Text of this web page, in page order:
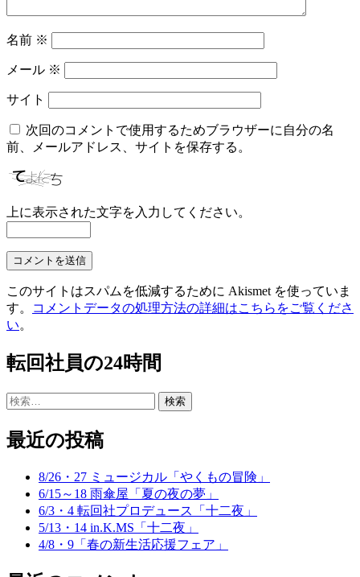
名前 ※
メール ※
サイト
次回のコメントで使用するためブラウザーに自分の名
前、メールアドレス、サイトを保存する。
上に表示された文字を入力してください。
このサイトはスパムを低減するために Akismet を使っていま
す。
コメントデータの処理方法の詳細はこちらをご覧くださ
い。
転回社員の24時間
検
最近の投稿
8/26・27 ミュージカル「やくもの冒険」
6/15～18 雨傘屋「夏の夜の夢」
6/3・4 転回社プロデュース「十二夜」
5/13・14 in.K.MS「十二夜」
4/8・9「春の新生活応援フェア」